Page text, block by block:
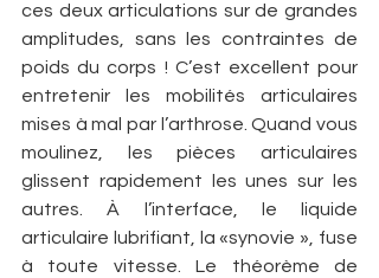
ces deux articulations sur de grandes
amplitudes, sans les contraintes de
poids du corps ! C’est excellent pour
entretenir les mobilités articulaires
mises à mal par l’arthrose. Quand vous
moulinez, les pièces articulaires
glissent rapidement les unes sur les
autres. À l’interface, le liquide
articulaire lubrifiant, la «­synovie », fuse
à toute vitesse. Le théorème de